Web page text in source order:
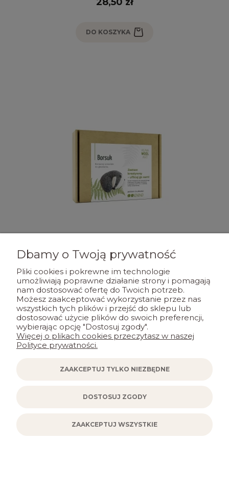
28,50 zł
DO KOSZYKA
Zestaw kreatywny do filcowania - borsuk
69,80 zł
DO KOSZYKA
Dbamy o Twoją prywatność
Pliki cookies i pokrewne im technologie
umożliwiają poprawne działanie strony i pomagają
nam dostosować ofertę do Twoich potrzeb.
Możesz zaakceptować wykorzystanie przez nas
wszystkich tych plików i przejść do sklepu lub
dostosować użycie plików do swoich preferencji,
wybierając opcję "Dostosuj zgody".
Więcej o plikach cookies przeczytasz w naszej
Polityce prywatności.
ZAAKCEPTUJ TYLKO NIEZBĘDNE
DOSTOSUJ ZGODY
ZAAKCEPTUJ WSZYSTKIE